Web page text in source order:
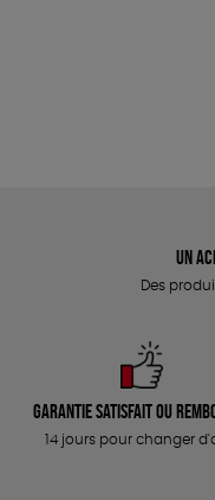
Un
Des
Garantie satisfait ou
14 jours pour changer